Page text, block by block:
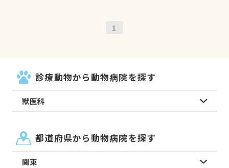
1
診療動物から動物病院を探す
獣医科
都道府県から動物病院を探す
関東